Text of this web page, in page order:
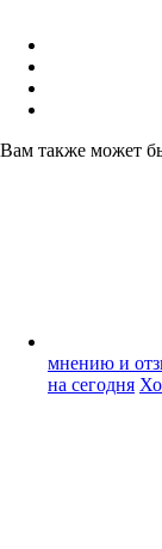
Вам также может
мнению и
на сегодня